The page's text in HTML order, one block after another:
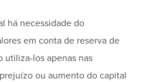
há necessidade do
em conta de reserva de
utiliza-los apenas nas
ou aumento do capital